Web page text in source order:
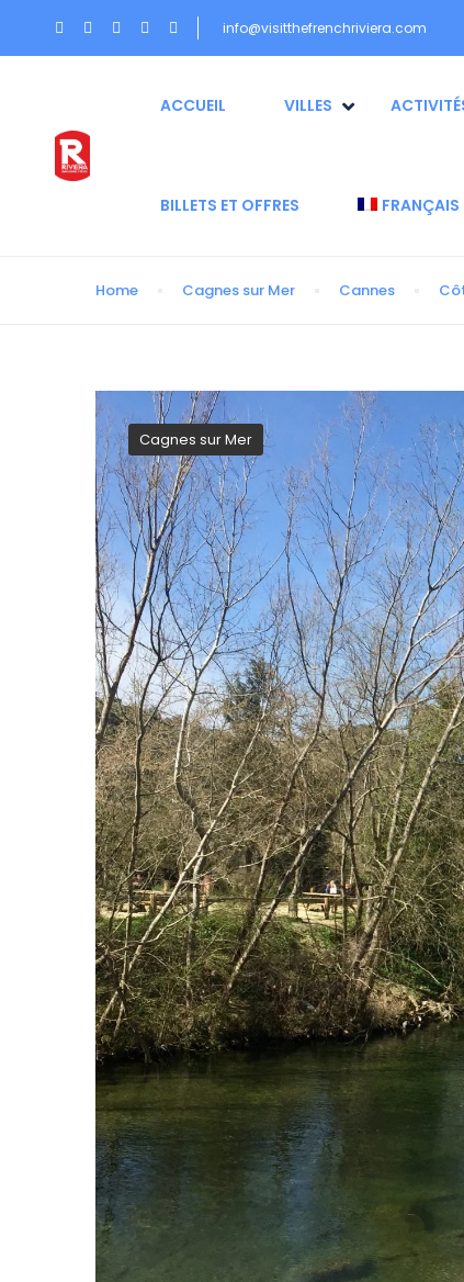
info@visitthefrenchriviera.com
ACCUEIL VILLES
BILLETS ET OFFRES FRANÇAIS
Home Cagnes sur Mer Cannes
Cagnes sur Mer